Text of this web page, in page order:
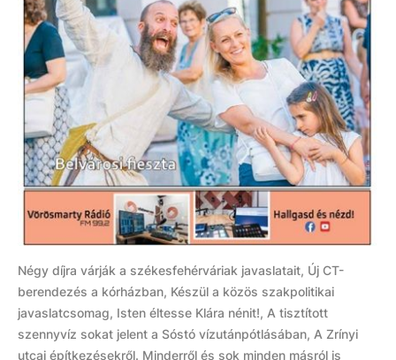
Négy díjra várják a székesfehérváriak javaslatait, Új CT-
berendezés a kórházban, Készül a közös szakpolitikai
javaslatcsomag, Isten éltesse Klára nénit!, A tisztított
szennyvíz sokat jelent a Sóstó vízutánpótlásában, A Zrínyi
utcai építkezésekről. Minderről és sok minden másról is